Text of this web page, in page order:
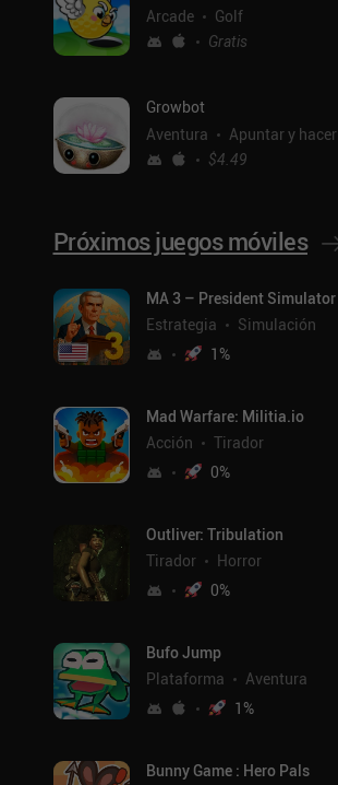
Arcade
Golf
Gratis
Growbot
Aventura
Apuntar y hacer clic
$4.49
Próximos juegos móviles
MA 3 – President Simulator
Estrategia
Simulación
1%
Mad Warfare: Militia.io
Acción
Tirador
0%
Outliver: Tribulation
Tirador
Horror
0%
Bufo Jump
Plataforma
Aventura
1%
Bunny Game : Hero Pals